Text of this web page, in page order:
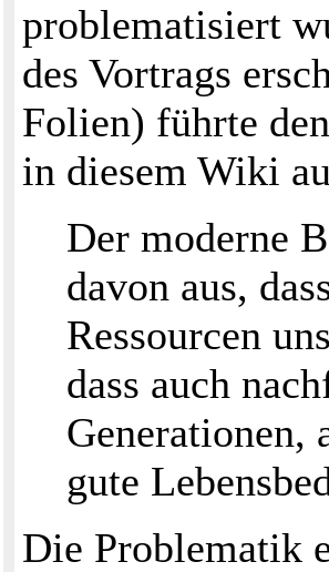
problematisiert
des Vortrags
Folien) führte
in diesem Wiki
Der moderne
davon aus,
Ressourcen
dass auch
Generationen,
gute
Die Problematik